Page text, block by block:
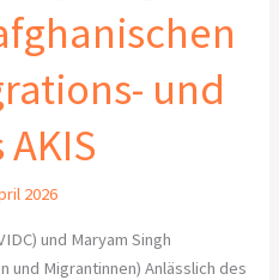
und
2026
und Maryam Singh
und Migrantinnen) Anlässlich des